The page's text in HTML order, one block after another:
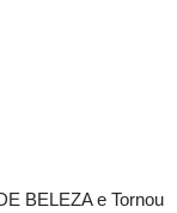
BELEZA e Tornou